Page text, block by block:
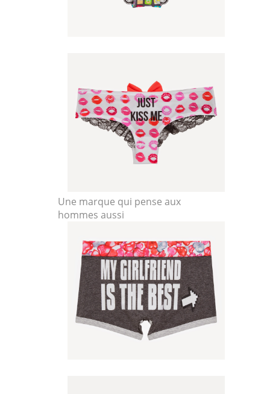
Une marque qui pense aux
hommes aussi